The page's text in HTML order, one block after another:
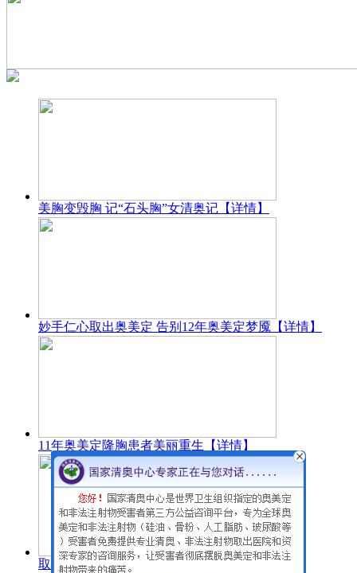
美胸变毁胸 记“石头胸”女清奥记 【详情】
妙手仁心取出奥美定 告别12年奥美定梦魇 【详情】
11年奥美定隆胸患者美丽重生 【详情】
取出奥美定 告别伤害【详情】